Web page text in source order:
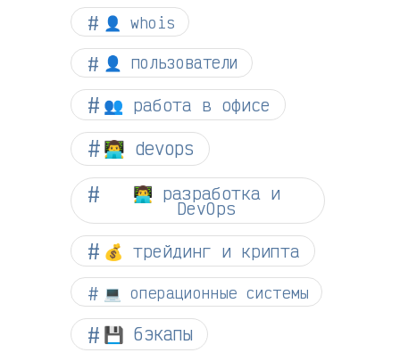
👤 whois
👤 пользователи
👥 работа в офисе
👨‍💻 devops
👨‍💻 разработка и
DevOps
💰 трейдинг и крипта
💻 операционные системы
💾 бэкапы